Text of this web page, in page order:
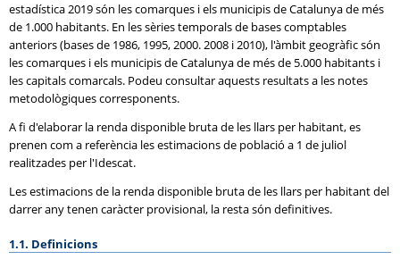
estadística 2019 són les comarques i els municipis de Catalunya de més
de 1.000 habitants. En les sèries temporals de bases comptables
anteriors (bases de 1986, 1995, 2000. 2008 i 2010), l'àmbit geogràfic són
les comarques i els municipis de Catalunya de més de 5.000 habitants i
les capitals comarcals. Podeu consultar aquests resultats a les notes
metodològiques corresponents.
A fi d'elaborar la renda disponible bruta de les llars per habitant, es
prenen com a referència les estimacions de població a 1 de juliol
realitzades per l'Idescat.
Les estimacions de la renda disponible bruta de les llars per habitant del
darrer any tenen caràcter provisional, la resta són definitives.
1.1. Definicions